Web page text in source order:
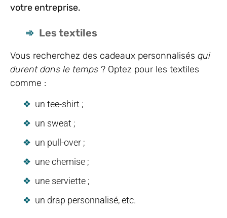
votre entreprise.
Les textiles
Vous recherchez des cadeaux personnalisés qui
durent dans le temps ? Optez pour les textiles
comme :
un tee-shirt ;
un sweat ;
un pull-over ;
une chemise ;
une serviette ;
un drap personnalisé, etc.